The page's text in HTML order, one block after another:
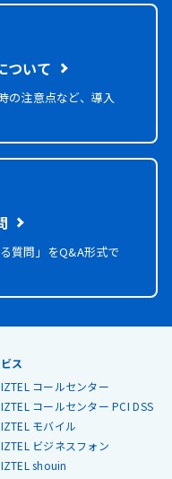
ついて
の注意点など、導入
質問」をQ&A形式で
ス
コールセンター
コールセンター PCI DSS
モバイル
ビジネスフォン
shouin